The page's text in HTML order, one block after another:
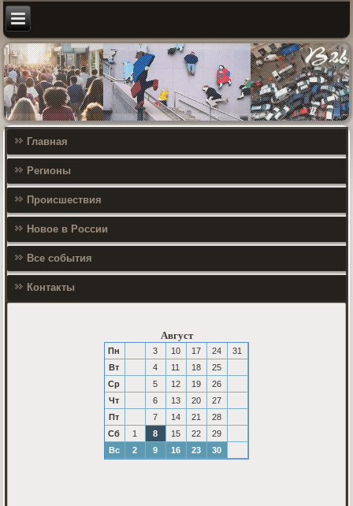
Главная
Регионы
Происшествия
Новое в России
Все события
Контакты
Август
Пн 3 10 17 24
31
Вт
4 11 18
25
Ср
5 12 19
26
Чт
6 13 20
27
Пт
7 14 21
28
Сб
1 8 15 22
29
Вс
2 9 16 23 30